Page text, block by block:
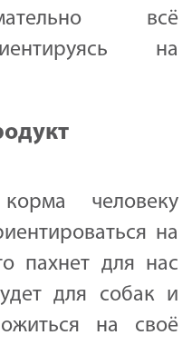
всё
на
человеку
на
пахнет для нас
для собак и
на своё